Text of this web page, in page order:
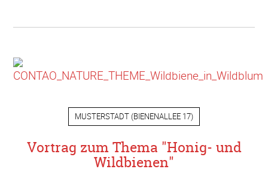
MUSTERSTADT (BIENENALLEE 17)
Vortrag zum Thema "Honig- und
Wildbienen"